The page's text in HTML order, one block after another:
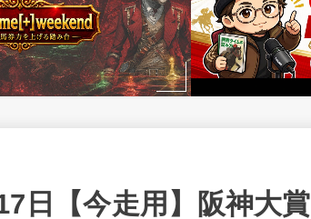
日【今走用】阪神大賞